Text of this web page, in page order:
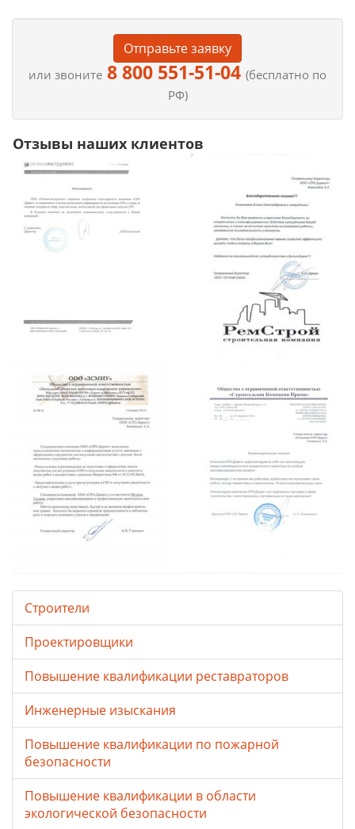
Отправьте заявку
или звоните 8 800 551-51-04 (бесплатно по
РФ)
Отзывы наших клиентов
Строители
Проектировщики
Повышение квалификации реставраторов
Инженерные изыскания
Повышение квалификации по пожарной
безопасности
Повышение квалификации в области
экологической безопасности